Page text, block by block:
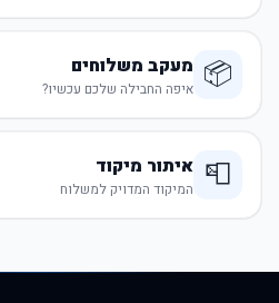
📦 מעקב משלוחים
איפה החבילה שלכם עכשיו?
📮 איתור מיקוד
המיקוד המדויק למשלוח